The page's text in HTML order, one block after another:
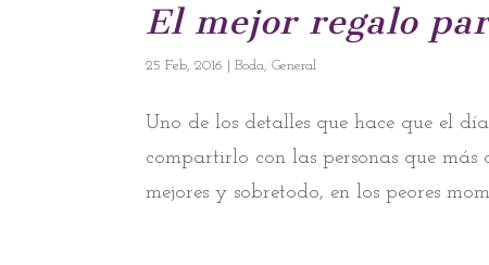
El mejor regalo
25 Feb, 2016 |Boda,General
Uno de los detalles que hace que el
compartirlo con las personas que más
mejores y sobretodo, en los peores